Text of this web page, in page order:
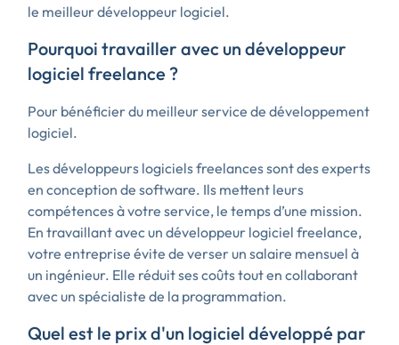
le meilleur développeur logiciel.
Pourquoi travailler avec un développeur
logiciel freelance ?
Pour bénéficier du meilleur service de développement
logiciel.
Les développeurs logiciels freelances sont des experts
en conception de software. Ils mettent leurs
compétences à votre service, le temps d’une mission.
En travaillant avec un développeur logiciel freelance,
votre entreprise évite de verser un salaire mensuel à
un ingénieur. Elle réduit ses coûts tout en collaborant
avec un spécialiste de la programmation.
Quel est le prix d'un logiciel développé par